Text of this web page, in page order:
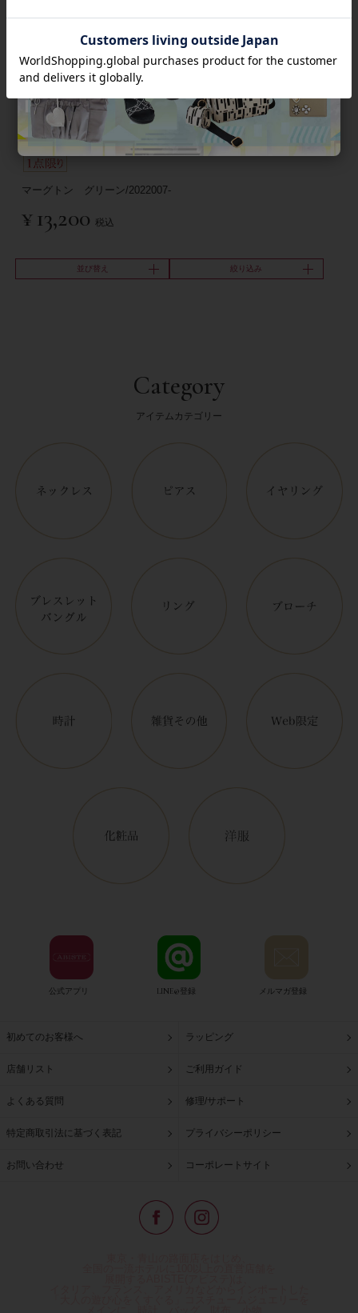
マーグトン グリーン/2022007-
¥ 13,200 税込
並び替え 絞り込み
Category
アイテムカテゴリー
公式アプリ LINE@登録 メルマガ登録
初めてのお客様へ ラッピング
店舗リスト ご利用ガイド
よくある質問 修理/サポート
特定商取引法に基づく表記 プライバシーポリシー
お問い合わせ コーポレートサイト